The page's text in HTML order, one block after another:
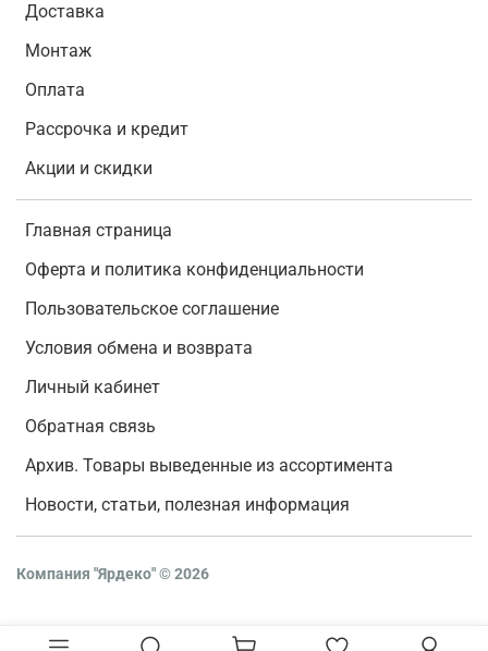
Доставка
Монтаж
Оплата
Рассрочка и кредит
Акции и скидки
Главная страница
Оферта и политика конфиденциальности
Пользовательское соглашение
Условия обмена и возврата
Личный кабинет
Обратная связь
Архив. Товары выведенные из ассортимента
Новости, статьи, полезная информация
Компания "Ярдеко"©2026